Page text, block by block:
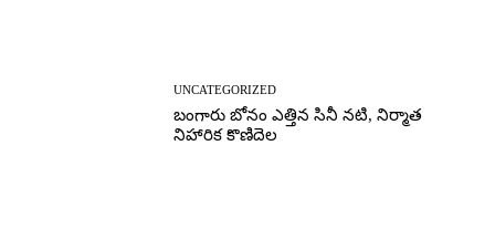
UNCATEGORIZED
బంగారు బోనం ఎత్తిన సినీ నటి, నిర్మాత
నిహారిక కొణిదెల